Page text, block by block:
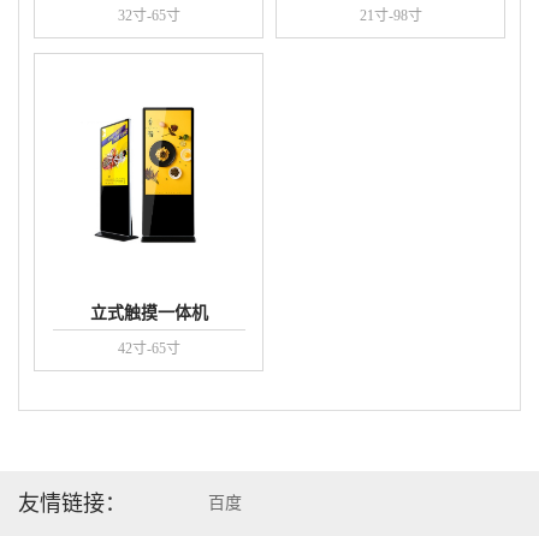
32寸-65寸 21寸-98寸
立式触摸一体机
42寸-65寸
友情链接： 百度